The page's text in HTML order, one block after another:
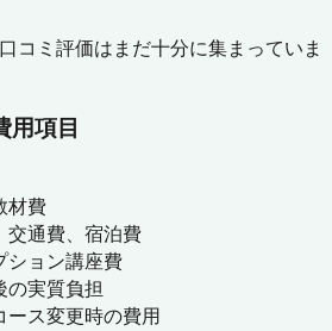
コミ評価はまだ十分に集まっていま
用項目
材費
交通費、宿泊費
ション講座費
の実質負担
ス変更時の費用